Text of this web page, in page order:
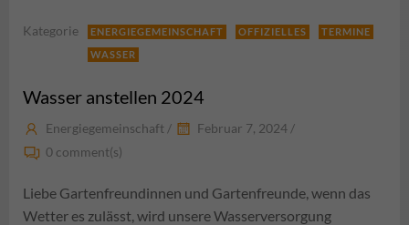
Kategorie ENERGIEGEMEINSCHAFT OFFIZIELLES
TERMINE
WASSER
Wasser anstellen 2024
Energiegemeinschaft / Februar 7, 2024 /
0 comment(s)
Liebe Gartenfreundinnen und Gartenfreunde, wenn das
Wetter es zulässt, wird unsere Wasserversorgung